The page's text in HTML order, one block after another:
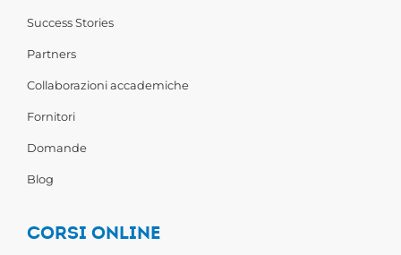
Success Stories
Partners
Collaborazioni accademiche
Fornitori
Domande
Blog
CORSI ONLINE